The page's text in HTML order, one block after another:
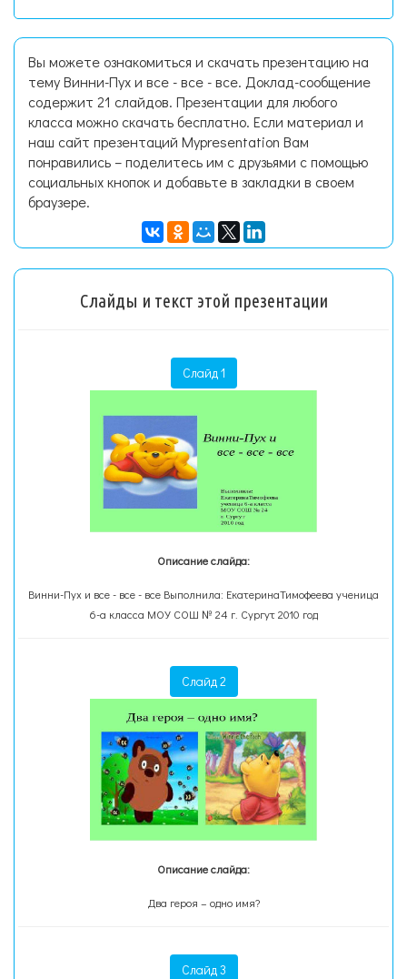
Вы можете ознакомиться и скачать презентацию на
тему Винни-Пух и все - все - все. Доклад-сообщение
содержит 21 слайдов. Презентации для любого
класса можно скачать бесплатно. Если материал и
наш сайт презентаций Mypresentation Вам
понравились – поделитесь им с друзьями с помощью
социальных кнопок и добавьте в закладки в своем
браузере.
Слайды и текст этой презентации
Слайд 1
Описание слайда:
Винни-Пух и все - все - все Выполнила: ЕкатеринаТимофеева ученица
6-а класса МОУ СОШ № 24 г. Сургут 2010 год
Слайд 2
Описание слайда:
Два героя – одно имя?
Слайд 3